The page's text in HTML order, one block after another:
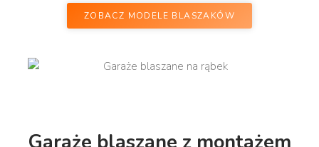
ZOBACZ MODELE BLASZAKÓW